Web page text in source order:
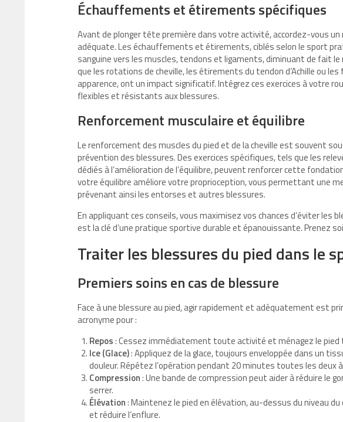
Échauffements et étirements spécifiques
Avant de plonger tête première dans votre activité, accordez-vous
adéquate. Les échauffements et étirements, ciblés selon le sport
sanguine vers les muscles, tendons et ligaments, diminuant de fait
que les rotations de cheville, les étirements du tendon d’Achille ou
apparence, ont un impact significatif. Intégrez ces exercices à votre
flexibles et résistants aux blessures.
Renforcement musculaire et équilibre
Le renforcement des muscles du pied et de la cheville est souvent
prévention des blessures. Des exercices spécifiques, tels que les
dédiés à l’amélioration de l’équilibre, peuvent renforcer cette
votre équilibre améliore votre proprioception, vous permettant une
prévenant ainsi les entorses et autres blessures.
En appliquant ces conseils, vous maximisez vos chances d’éviter les
est la clé d’une pratique sportive durable et épanouissante. Prenez
Traiter les blessures du pied dans le
Premiers soins en cas de blessure
Face à une blessure au pied, agir rapidement et adéquatement est
acronyme pour :
Repos: Cessez immédiatement toute activité et ménagez le pied
Ice (Glace): Appliquez de la glace, toujours enveloppée dans un
douleur. Répétez l’opération pendant 20 minutes toutes les deux
Compression: Une bande de compression peut aider à réduire
serrer.
Élévation: Maintenez le pied en élévation, au-dessus du niveau
et réduire l’enflure.